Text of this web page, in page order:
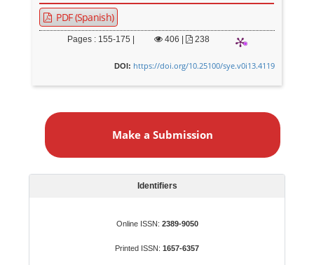
PDF (Spanish)
Pages : 155-175 | 406 | 238
DOI: https://doi.org/10.25100/sye.v0i13.4119
a
Make a Submission
Identifiers
Online ISSN: 2389-9050
Printed ISSN: 1657-6357